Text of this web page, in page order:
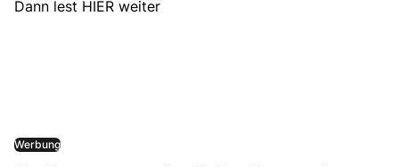
Dann lest HIER weiter
Werbung